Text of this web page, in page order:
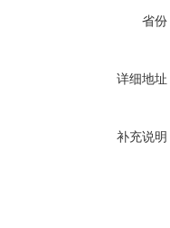
省份
详细地址
补充说明